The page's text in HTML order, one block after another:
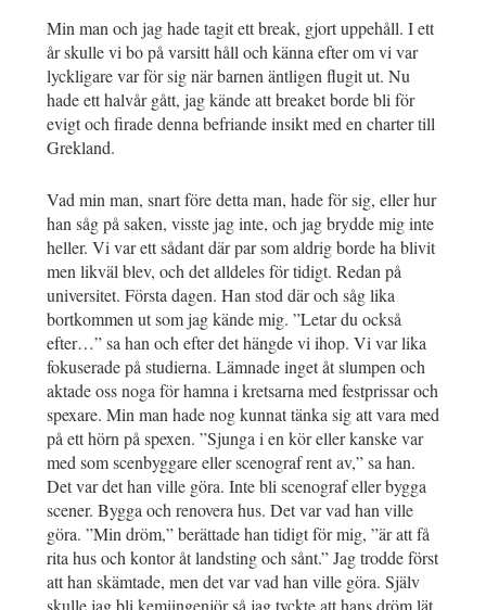
Min man och jag hade tagit ett break, gjort uppehåll. I ett
år skulle vi bo på varsitt håll och känna efter om vi var
lyckligare var för sig när barnen äntligen flugit ut. Nu
hade ett halvår gått, jag kände att breaket borde bli för
evigt och firade denna befriande insikt med en charter till
Grekland.
Vad min man, snart före detta man, hade för sig, eller hur
han såg på saken, visste jag inte, och jag brydde mig inte
heller. Vi var ett sådant där par som aldrig borde ha blivit
men likväl blev, och det alldeles för tidigt. Redan på
universitet. Första dagen. Han stod där och såg lika
bortkommen ut som jag kände mig. ”Letar du också
efter…” sa han och efter det hängde vi ihop. Vi var lika
fokuserade på studierna. Lämnade inget åt slumpen och
aktade oss noga för hamna i kretsarna med festprissar och
spexare. Min man hade nog kunnat tänka sig att vara med
på ett hörn på spexen. ”Sjunga i en kör eller kanske var
med som scenbyggare eller scenograf rent av,” sa han.
Det var det han ville göra. Inte bli scenograf eller bygga
scener. Bygga och renovera hus. Det var vad han ville
göra. ”Min dröm,” berättade han tidigt för mig, ”är att få
rita hus och kontor åt landsting och sånt.” Jag trodde först
att han skämtade, men det var vad han ville göra. Själv
skulle jag bli kemiingenjör så jag tyckte att hans dröm lät